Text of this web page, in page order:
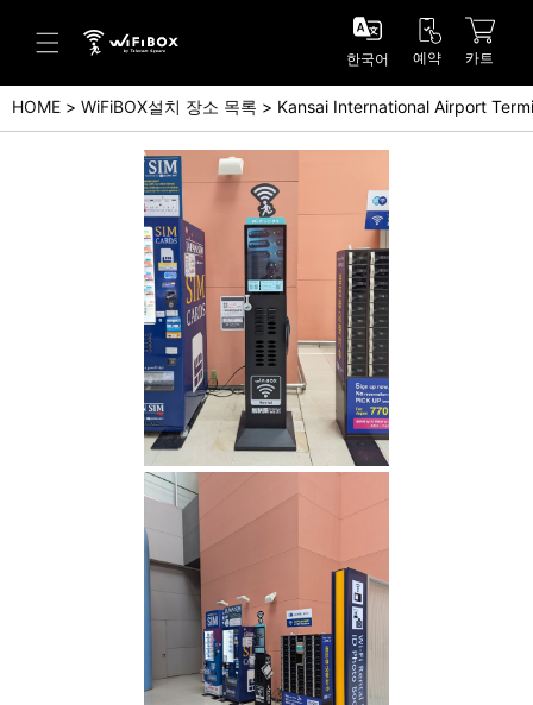
도움말/문의
고객 센터 (Japanese)
고객 센터 (English)
문의 (Japanse)
문의 (English)
한국어 예약 카트
HOME WiFiBOX설치 장소 목록 Kansai International Airport